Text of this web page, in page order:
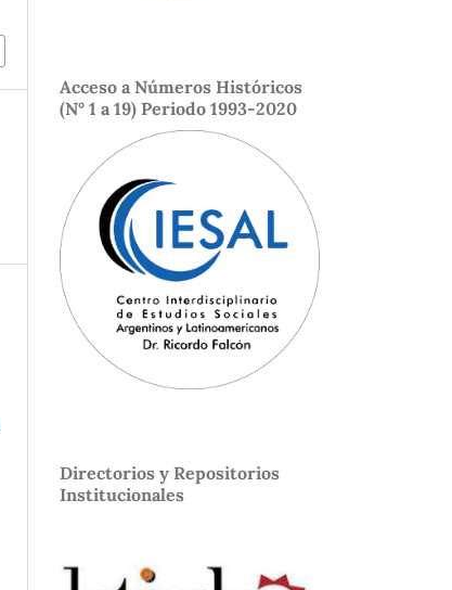
Acceso a Números Históricos
(N° 1 a 19) Periodo 1993-2020
Directorios y Repositorios
Institucionales